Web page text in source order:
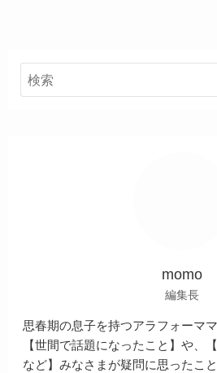
momo
編集長
思春期の息子を持つアラフォーママ
【世間で話題になったこと】や、
など】みなさまが疑問に思ったこ